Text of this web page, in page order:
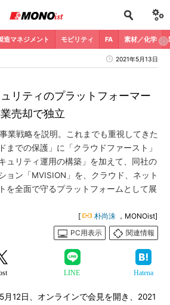
造マネジメント モビリティ FA 素材／化学
2021年5月13日
リティのプラットフォーマー
売却で独立
業戦略を説明。これまでも重視してきた
までの保護」に「クラウドファースト」
ュリティ運用の構築」を加えて、同社の
ョン「MVISION」を、クラウド、ネット
を全面で守るプラットフォームとして展
[ 朴尚洙 ，MONOist]
PC用表示
関連情報
LINE Hatena
12日、オンラインで会見を開き、2021